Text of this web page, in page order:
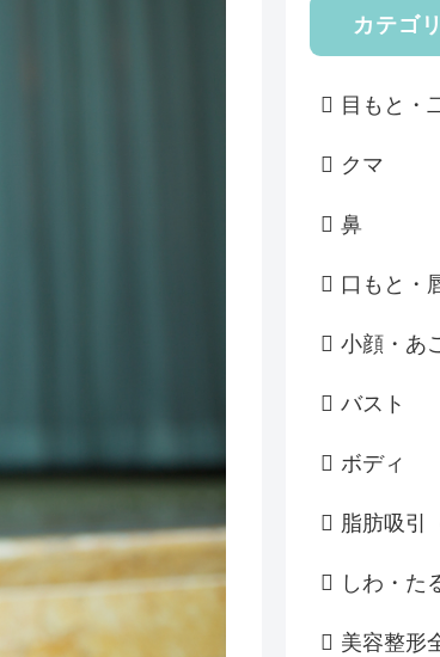
カテゴ
目もと・
クマ
鼻
口もと・
小顔・あ
バスト
ボディ
脂肪吸引
しわ・た
美容整形